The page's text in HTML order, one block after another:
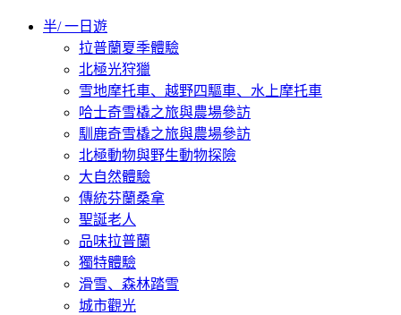
半/ 一日遊
拉普蘭夏季體驗
北極光狩獵
雪地摩托車、越野四驅車、水上摩托車
哈士奇雪橇之旅與農場參訪
馴鹿奇雪橇之旅與農場參訪
北極動物與野生動物探險
大自然體驗
傳統芬蘭桑拿
聖誕老人
品味拉普蘭
獨特體驗
滑雪、森林踏雪
城市觀光